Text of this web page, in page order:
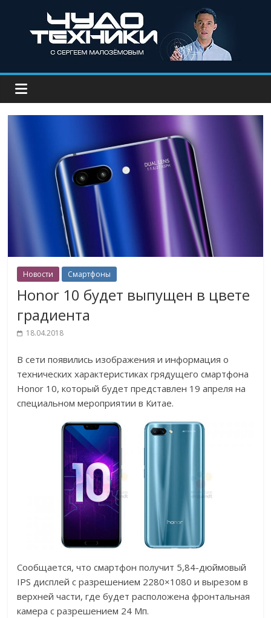
Новости Смартфоны
Honor 10 будет выпущен в цвете
градиента
18.04.2018
В сети появились изображения и информация о
технических характеристиках грядущего смартфона
Honor 10, который будет представлен 19 апреля на
специальном мероприятии в Китае.
Сообщается, что смартфон получит 5,84-дюймовый
IPS дисплей с разрешением 2280×1080 и вырезом в
верхней части, где будет расположена фронтальная
камера с разрешением 24 Мп.